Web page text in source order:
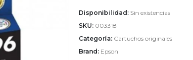
Disponibilidad: Sin existencias
SKU: 003318
Categoría: Cartuchos originales
Brand: Epson